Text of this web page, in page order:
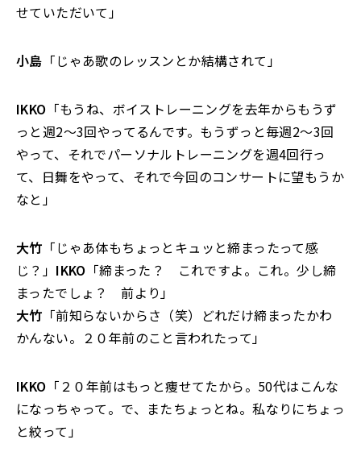
せていただいて」
小島 「じゃあ歌のレッスンとか結構されて」
IKKO 「もうね、ボイストレーニングを去年からもうず
っと週2～3回やってるんです。もうずっと毎週2～3回
やって、それでパーソナルトレーニングを週4回行っ
て、日舞をやって、それで今回のコンサートに望もうか
なと」
大竹 「じゃあ体もちょっとキュッと締まったって感
じ？」 IKKO 「締まった？ これですよ。これ。少し締
まったでしょ？ 前より」
大竹 「前知らないからさ（笑）どれだけ締まったかわ
かんない。２０年前のこと言われたって」
IKKO 「２０年前はもっと痩せてたから。50代はこんな
になっちゃって。で、またちょっとね。私なりにちょっ
と絞って」